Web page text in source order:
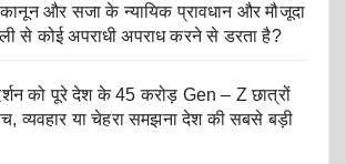
और सजा के न्यायिक प्रावधान और मौजूदा
से कोई अपराधी अपराध करने से डरता है?
को पूरे देश के 45 करोड़ Gen – Z छात्रों
व्यवहार या चेहरा समझना देश की सबसे बड़ी